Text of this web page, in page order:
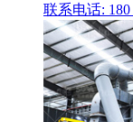
联系电话: 180